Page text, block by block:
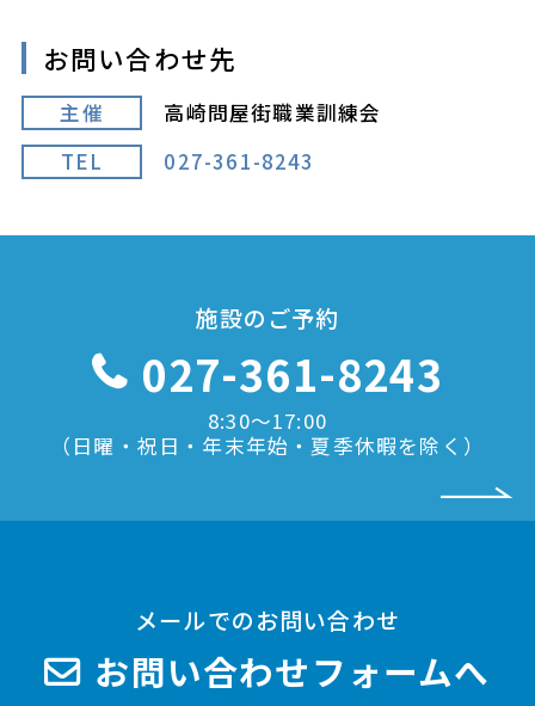
お問い合わせ先
主催
高崎問屋街職業訓練会
TEL
027-361-8243
施設のご予約
027-361-8243
8:30〜17:00
（日曜・祝日・年末年始・夏季休暇を除く）
メールでのお問い合わせ
お問い合わせフォームへ